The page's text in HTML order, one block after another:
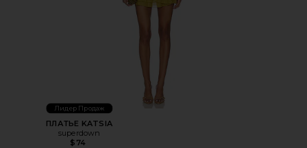
Лидер Продаж
ПЛАТЬЕ KATSIA
superdown
$74